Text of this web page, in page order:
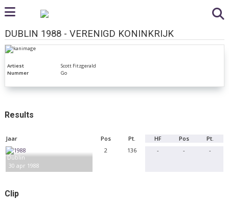
DUBLIN 1988 - VERENIGD KONINKRIJK
Artiest
Scott Fitzgerald
Nummer
Go
Results
Jaar Pos Pt. HF Pos Pt.
Dublin
30 apr 1988
2 136 - - -
Clip